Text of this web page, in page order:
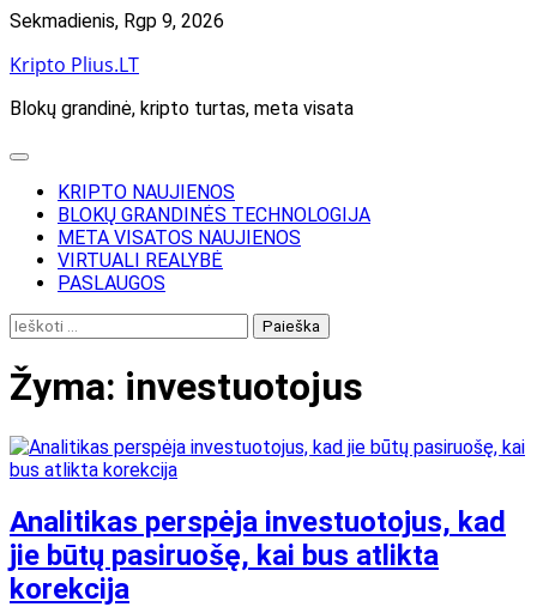
Skip
content
Sekmadienis, Rgp 9, 2026
Kripto Plius.LT
Blokų grandinė, kripto turtas, meta visata
KRIPTO NAUJIENOS
BLOKŲ GRANDINĖS TECHNOLOGIJA
META VISATOS NAUJIENOS
VIRTUALI REALYBĖ
PASLAUGOS
Ieškoti:
Žyma: investuotojus
Analitikas perspėja investuotojus, kad
jie būtų pasiruošę, kai bus atlikta
korekcija